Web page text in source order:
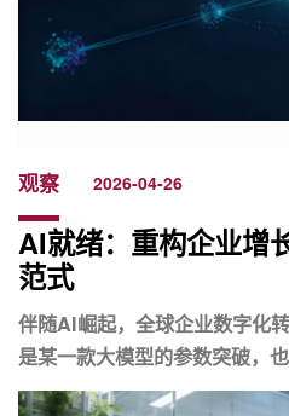
观察 2026-04-26
AI就绪：重构企业增
范式
伴随AI崛起，全球企业数字化
是某一款大模型的参数突破，